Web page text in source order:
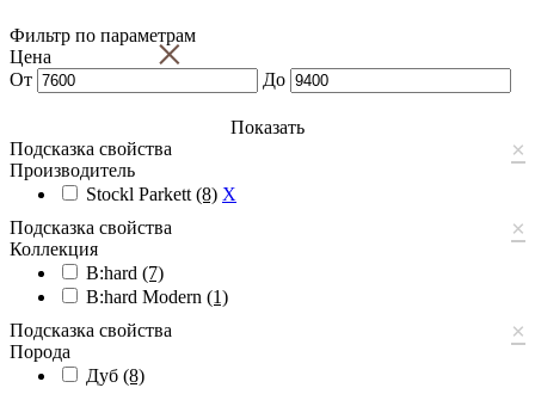
Фильтр по параметрам
×
Цена
От
До
Показать
Подсказка свойства
×
Производитель
Stockl Parkett (8) X
Подсказка свойства
×
Коллекция
B:hard (7)
B:hard Modern (1)
Подсказка свойства
×
Порода
Дуб (8)